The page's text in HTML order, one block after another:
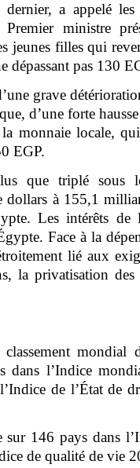
dernier, a appelé
ministre
jeunes filles qui
dépassant pas 130
grave
d’une forte
monnaie locale,
EGP.
que triplé sous
dollars à 155,1
Les intérêts
Face à la
lié aux
la privatisation
classement
dans l’Indice
de l’État de
sur 146 pays dans
de qualité de vie